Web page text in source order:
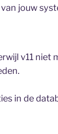
jouw
v11 niet
in de